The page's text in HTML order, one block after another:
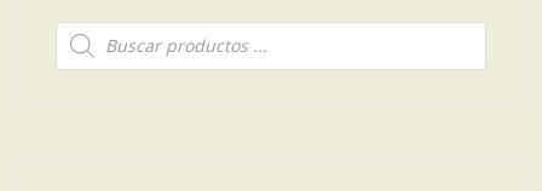
Búsqueda
de
productos